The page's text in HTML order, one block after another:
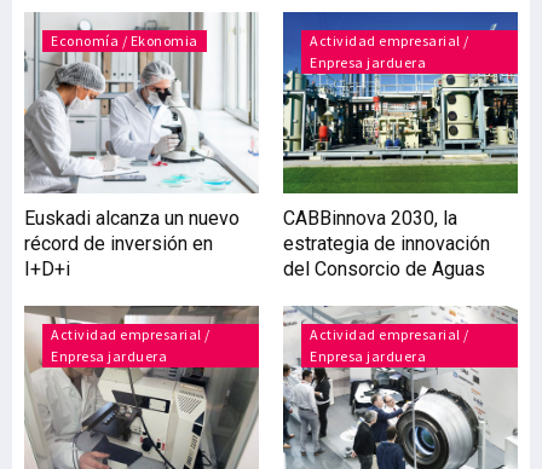
Económico, Sostenibilidad
y Medioambiente, para
ámbitos como
Economía / Ekonomia
Euskadi alcanza un nuevo
récord de inversión en
I+D+i
Actividad empresarial /
Enpresa jarduera
CABBinnova 2030, la
estrategia de innovación
del Consorcio de Aguas
Actividad empresarial /
Enpresa jarduera
Actividad empresarial /
Enpresa jarduera